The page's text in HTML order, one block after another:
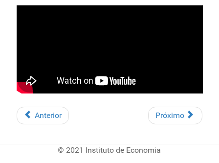
Anterior Próximo
© 2021 Instituto de Economia